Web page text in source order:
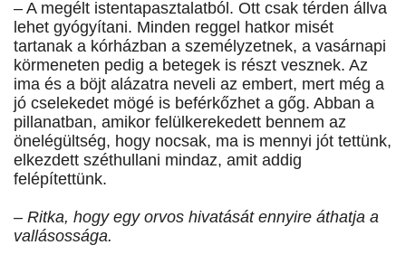
– A megélt istentapasztalatból. Ott csak térden állva
lehet gyógyítani. Minden reggel hatkor misét
tartanak a kórházban a személyzetnek, a vasárnapi
körmeneten pedig a betegek is részt vesznek. Az
ima és a böjt alázatra neveli az embert, mert még a
jó cselekedet mögé is beférkőzhet a gőg. Abban a
pillanatban, amikor felülkerekedett bennem az
önelégültség, hogy nocsak, ma is mennyi jót tettünk,
elkezdett széthullani mindaz, amit addig
felépítettünk.
– Ritka, hogy egy orvos hivatását ennyire áthatja a
vallásossága.